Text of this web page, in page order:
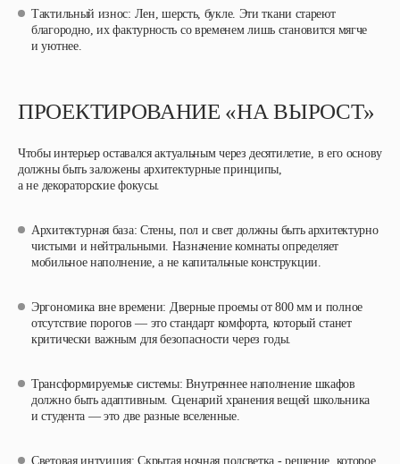
Тактильный износ: Лен, шерсть, букле. Эти ткани стареют
благородно, их фактурность со временем лишь становится мягче
и уютнее.
ПРОЕКТИРОВАНИЕ «НА ВЫРОСТ»
Чтобы интерьер оставался актуальным через десятилетие, в его основу
должны быть заложены архитектурные принципы,
а не декораторские фокусы.
Архитектурная база: Стены, пол и свет должны быть архитектурно
чистыми и нейтральными. Назначение комнаты определяет
мобильное наполнение, а не капитальные конструкции.
Эргономика вне времени: Дверные проемы от 800 мм и полное
отсутствие порогов — это стандарт комфорта, который станет
критически важным для безопасности через годы.
Трансформируемые системы: Внутреннее наполнение шкафов
должно быть адаптивным. Сценарий хранения вещей школьника
и студента — это две разные вселенные.
Световая интуиция: Скрытая ночная подсветка - решение, которое